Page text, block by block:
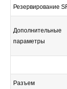
Резервирование
Дополнительные
параметры
Разъем